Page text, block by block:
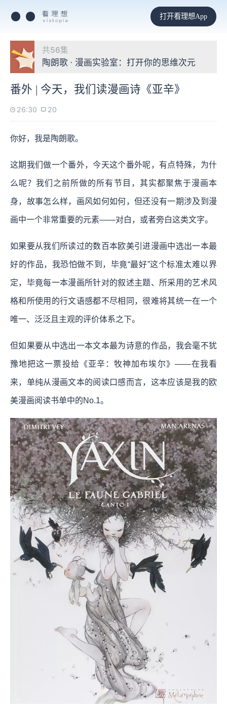
打开看理想App
共56集
陶朗歌 · 漫画实验室：打开你的思维次元
番外 | 今天，我们读漫画诗《亚辛》
26:30 20
你好，我是陶朗歌。
这期我们做一个番外，今天这个番外呢，有点特殊，为什
么呢？我们之前所做的所有节目，其实都聚焦于漫画本
身，故事怎么样，画风如何如何，但还没有一期涉及到漫
画中一个非常重要的元素——对白，或者旁白这类文字。
如果要从我们所读过的数百本欧美引进漫画中选出一本最
好的作品，我恐怕做不到，毕竟“最好”这个标准太难以界
定，毕竟每一本漫画所针对的叙述主题、所采用的艺术风
格和所使用的行文语感都不尽相同，很难将其统一在一个
唯一、泛泛且主观的评价体系之下。
但如果要从中选出一本文本最为诗意的作品，我会毫不犹
豫地把这一票投给《亚辛：牧神加布埃尔》——在我看
来，单纯从漫画文本的阅读口感而言，这本应该是我的欧
美漫画阅读书单中的No.1。